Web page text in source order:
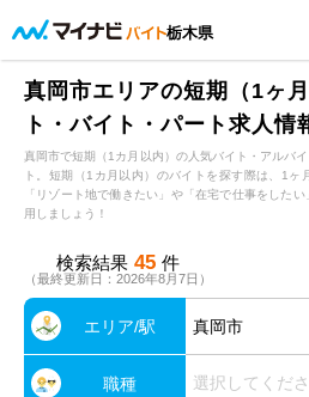
栃木県
真岡市エリアの短期（1ヶ
ト・バイト・パート求人情
真岡市で短期（1カ月以内）の人気バイト・アルバ
ト。短期（1カ月以内）のバイトを探す際は、1ヶ
「リゾート地で働きたい」や「在宅で仕事をした
用しましょう！
検索結果 45 件
（最終更新日：2026年8月7日）
エリア/駅 真岡市
職種 選択してくだ